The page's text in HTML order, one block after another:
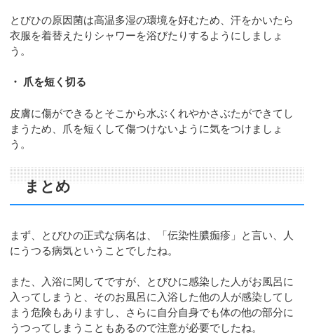
とびひの原因菌は高温多湿の環境を好むため、汗をかいたら
衣服を着替えたりシャワーを浴びたりするようにしましょ
う。
・ 爪を短く切る
皮膚に傷ができるとそこから水ぶくれやかさぶたができてし
まうため、爪を短くして傷つけないように気をつけましょ
う。
まとめ
まず、とびひの正式な病名は、「伝染性膿痂疹」と言い、人
にうつる病気ということでしたね。
また、入浴に関してですが、とびひに感染した人がお風呂に
入ってしまうと、そのお風呂に入浴した他の人が感染してし
まう危険もありますし、さらに自分自身でも体の他の部分に
うつってしまうこともあるので注意が必要でしたね。